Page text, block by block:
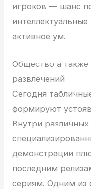
игроков — шанс
активное ум.
Общество а также
развлечений
Сегодня
формируют
Внутри различных
демонстрации
последним
сериям. Одним из